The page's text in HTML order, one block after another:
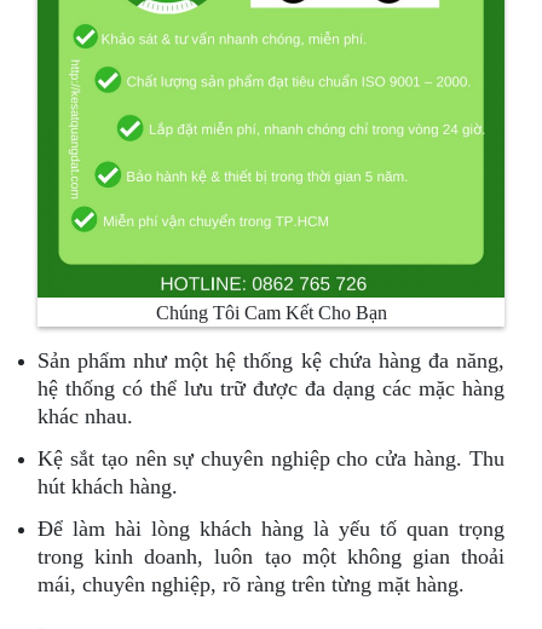
Chúng Tôi Cam Kết Cho Bạn
Sản phẩm như một hệ thống kệ chứa hàng đa năng,
hệ thống có thể lưu trữ được đa dạng các mặc hàng
khác nhau.
Kệ sắt tạo nên sự chuyên nghiệp cho cửa hàng. Thu
hút khách hàng.
Để làm hài lòng khách hàng là yếu tố quan trọng
trong kinh doanh, luôn tạo một không gian thoải
mái, chuyên nghiệp, rõ ràng trên từng mặt hàng.